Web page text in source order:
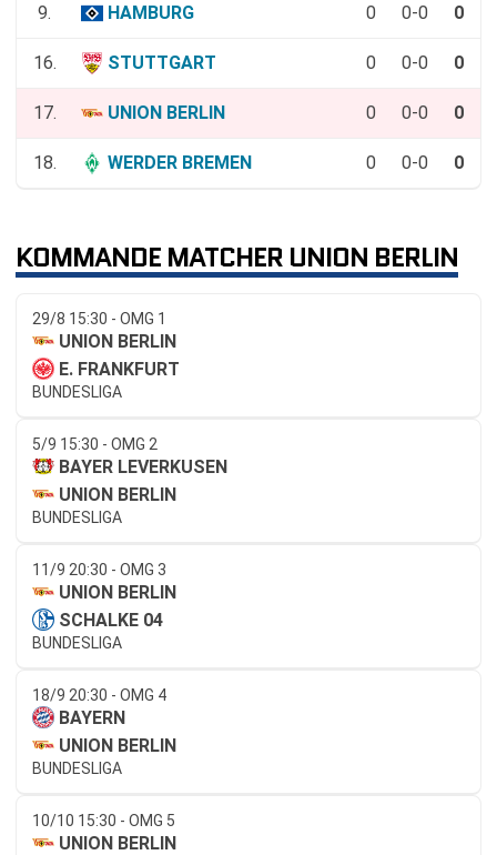
9. HAMBURG 0 0-0 0
16. STUTTGART 0 0-0 0
17. UNION BERLIN 0 0-0 0
18. WERDER BREMEN 0 0-0 0
KOMMANDE MATCHER UNION BERLIN
29/8 15:30 - OMG 1
UNION BERLIN
E. FRANKFURT
BUNDESLIGA
5/9 15:30 - OMG 2
BAYER LEVERKUSEN
UNION BERLIN
BUNDESLIGA
11/9 20:30 - OMG 3
UNION BERLIN
SCHALKE 04
BUNDESLIGA
18/9 20:30 - OMG 4
BAYERN
UNION BERLIN
BUNDESLIGA
10/10 15:30 - OMG 5
UNION BERLIN